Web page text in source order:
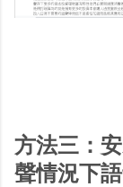
方法三：
聲情況下